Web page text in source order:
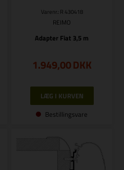
Varenr.: R 430418
REIMO
Adapter Fiat 3,5 m
1.949,00DKK
Bestillingsvare